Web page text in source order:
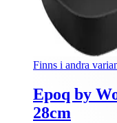
Finns i andra
Epoq by
28cm